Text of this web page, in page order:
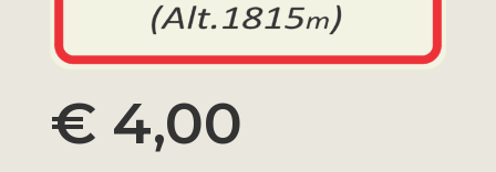
€ 4,00